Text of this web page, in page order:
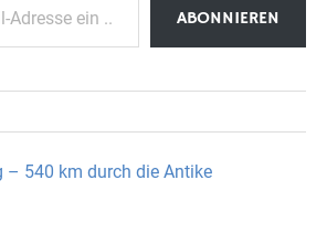
ABONNIEREN
– 540 km durch die Antike